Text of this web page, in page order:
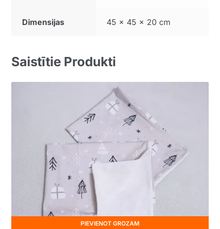
Dimensijas 45 × 45 × 20 cm
Saistītie Produkti
PIEVIENOT GROZAM